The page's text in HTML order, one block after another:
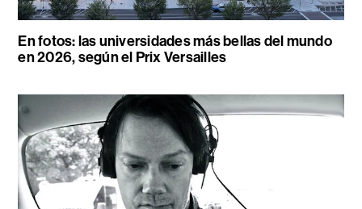
En fotos: las universidades más bellas del mundo
en 2026, según el Prix Versailles